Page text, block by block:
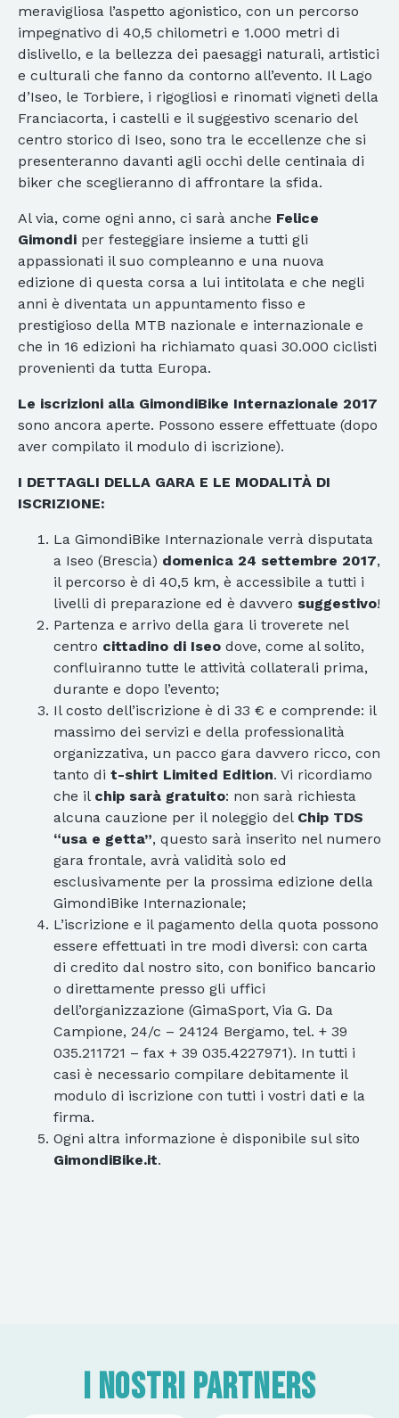
meravigliosa l’aspetto agonistico, con un percorso
impegnativo di 40,5 chilometri e 1.000 metri di
dislivello, e la bellezza dei paesaggi naturali, artistici
e culturali che fanno da contorno all’evento. Il Lago
d’Iseo, le Torbiere, i rigogliosi e rinomati vigneti della
Franciacorta, i castelli e il suggestivo scenario del
centro storico di Iseo, sono tra le eccellenze che si
presenteranno davanti agli occhi delle centinaia di
biker che sceglieranno di affrontare la sfida.
Al via, come ogni anno, ci sarà anche Felice
Gimondi per festeggiare insieme a tutti gli
appassionati il suo compleanno e una nuova
edizione di questa corsa a lui intitolata e che negli
anni è diventata un appuntamento fisso e
prestigioso della MTB nazionale e internazionale e
che in 16 edizioni ha richiamato quasi 30.000 ciclisti
provenienti da tutta Europa.
Le iscrizioni alla GimondiBike Internazionale 2017
sono ancora aperte. Possono essere effettuate (dopo
aver compilato il modulo di iscrizione).
I DETTAGLI DELLA GARA E LE MODALITÀ DI
ISCRIZIONE:
La GimondiBike Internazionale verrà disputata
a Iseo (Brescia) domenica 24 settembre 2017,
il percorso è di 40,5 km, è accessibile a tutti i
livelli di preparazione ed è davvero suggestivo!
Partenza e arrivo della gara li troverete nel
centro cittadino di Iseo dove, come al solito,
confluiranno tutte le attività collaterali prima,
durante e dopo l’evento;
Il costo dell’iscrizione è di 33 € e comprende: il
massimo dei servizi e della professionalità
organizzativa, un pacco gara davvero ricco, con
tanto di t-shirt Limited Edition. Vi ricordiamo
che il chip sarà gratuito: non sarà richiesta
alcuna cauzione per il noleggio del Chip TDS
“usa e getta”, questo sarà inserito nel numero
gara frontale, avrà validità solo ed
esclusivamente per la prossima edizione della
GimondiBike Internazionale;
L’iscrizione e il pagamento della quota possono
essere effettuati in tre modi diversi: con carta
di credito dal nostro sito, con bonifico bancario
o direttamente presso gli uffici
dell’organizzazione (GimaSport, Via G. Da
Campione, 24/c – 24124 Bergamo, tel. + 39
035.211721 – fax + 39 035.4227971). In tutti i
casi è necessario compilare debitamente il
modulo di iscrizione con tutti i vostri dati e la
firma.
Ogni altra informazione è disponibile sul sito
GimondiBike.it.
I nostri partners